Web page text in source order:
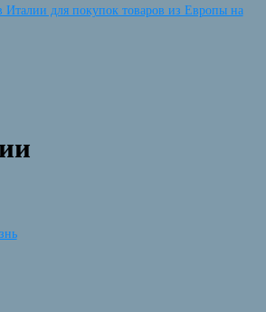
Италии для покупок товаров из Европы на